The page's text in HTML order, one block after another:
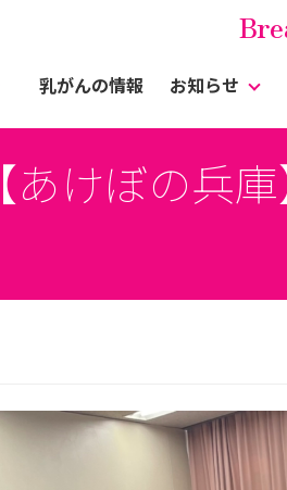
乳がんの情報 お知らせ
【あけぼの兵